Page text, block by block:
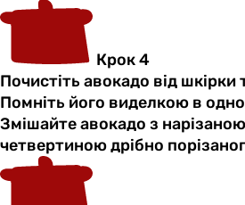
Крок 4
Почистіть авокадо від шкірки
Помніть його виделкою в
Змішайте авокадо з
четвертиною дрібно